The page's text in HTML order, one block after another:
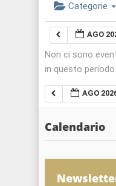
Categorie
AGO
Non ci sono
in questo periodo
AGO
Calendario